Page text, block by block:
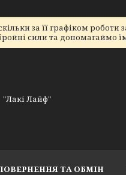
за її графіком
сили та допомагаймо
"Лакі Лайф"
ТА ОБМІН